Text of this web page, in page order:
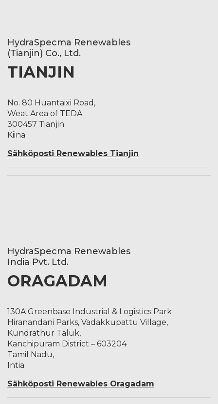
HydraSpecma Renewables
(Tianjin) Co., Ltd.
TIANJIN
No. 80 Huantaixi Road,
Weat Area of TEDA
300457 Tianjin
Kiina
Sähköposti Renewables Tianjin
HydraSpecma Renewables
India Pvt. Ltd.
ORAGADAM
130A Greenbase Industrial & Logistics Park
Hiranandani Parks, Vadakkupattu Village,
Kundrathur Taluk,
Kanchipuram District – 603204
Tamil Nadu,
Intia
Sähköposti Renewables Oragadam